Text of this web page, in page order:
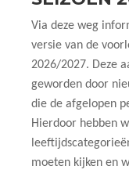
Via deze weg
versie van de
2026/2027. Deze
geworden door
die de afgelopen
Hierdoor hebben
moeten kijken en